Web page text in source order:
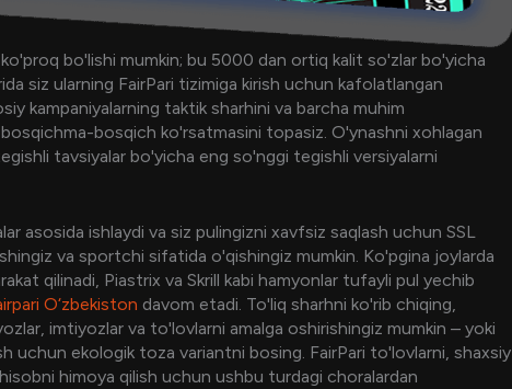
bo'lishi mumkin; bu 5000 dan ortiq kalit so'zlar bo'yicha
siz ularning FairPari tizimiga kirish uchun kafolatlangan
kampaniyalarning taktik sharhini va barcha muhim
bosqich ko'rsatmasini topasiz. O'ynashni xohlagan
tavsiyalar bo'yicha eng so'nggi tegishli versiyalarni
asosida ishlaydi va siz pulingizni xavfsiz saqlash uchun SSL
va sportchi sifatida o'qishingiz mumkin. Ko'pgina joylarda
qilinadi, Piastrix va Skrill kabi hamyonlar tufayli pul yechib
O‘zbekiston davom etadi. To'liq sharhni ko'rib chiqing,
imtiyozlar va to'lovlarni amalga oshirishingiz mumkin – yoki
uchun ekologik toza variantni bosing. FairPari to'lovlarni, shaxsiy
himoya qilish uchun ushbu turdagi choralardan